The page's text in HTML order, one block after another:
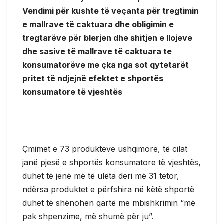
Vendimi për kushte të veçanta për tregtimin
e mallrave të caktuara dhe obligimin e
tregtarëve për blerjen dhe shitjen e llojeve
dhe sasive të mallrave të caktuara te
konsumatorëve me çka nga sot qytetarët
pritet të ndjejnë efektet e shportës
konsumatore të vjeshtës
Çmimet e 73 produkteve ushqimore, të cilat
janë pjesë e shportës konsumatore të vjeshtës,
duhet të jenë më të ulëta deri më 31 tetor,
ndërsa produktet e përfshira në këtë shportë
duhet të shënohen qartë me mbishkrimin “më
pak shpenzime, më shumë për ju”.